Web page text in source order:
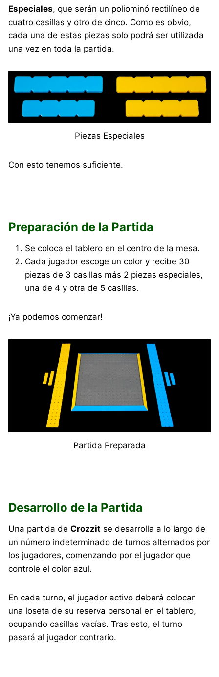
Especiales, que serán un poliominó rectilíneo de
cuatro casillas y otro de cinco. Como es obvio,
cada una de estas piezas solo podrá ser utilizada
una vez en toda la partida.
Piezas Especiales
Con esto tenemos suficiente.
Preparación de la Partida
Se coloca el tablero en el centro de la mesa.
Cada jugador escoge un color y recibe 30
piezas de 3 casillas más 2 piezas especiales,
una de 4 y otra de 5 casillas.
¡Ya podemos comenzar!
Partida Preparada
Desarrollo de la Partida
Una partida deCrozzit se desarrolla a lo largo de
un número indeterminado de turnos alternados por
los jugadores, comenzando por el jugador que
controle el color azul.
En cada turno, el jugador activo deberá colocar
una loseta de su reserva personal en el tablero,
ocupando casillas vacías. Tras esto, el turno
pasará al jugador contrario.